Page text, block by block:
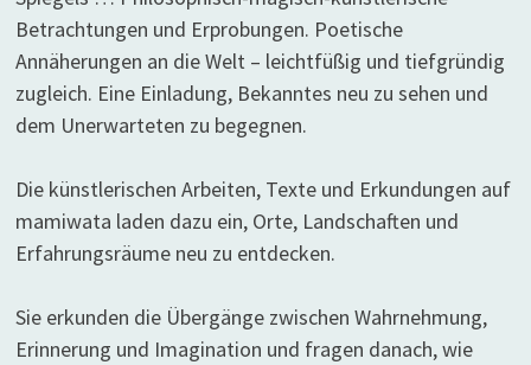
Betrachtungen und Erprobungen. Poetische
Annäherungen an die Welt – leichtfüßig und tiefgründig
zugleich. Eine Einladung, Bekanntes neu zu sehen und
dem Unerwarteten zu begegnen.
Die künstlerischen Arbeiten, Texte und Erkundungen auf
mamiwata laden dazu ein, Orte, Landschaften und
Erfahrungsräume neu zu entdecken.
Sie erkunden die Übergänge zwischen Wahrnehmung,
Erinnerung und Imagination und fragen danach, wie